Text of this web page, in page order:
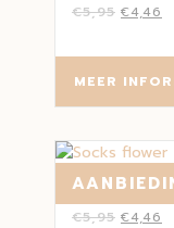
€5,95 €4,46
MEER
SOCKS
€5,95 €4,46